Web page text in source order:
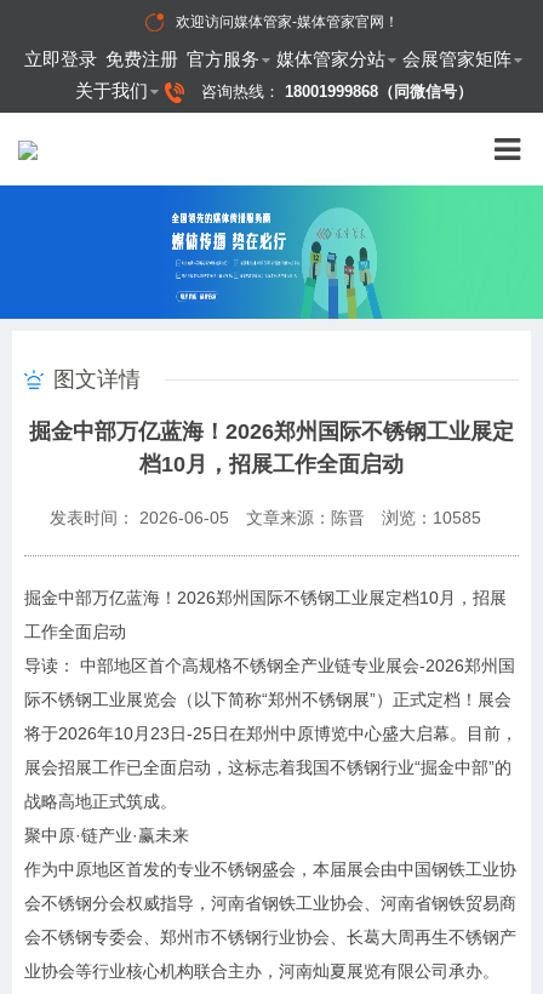
欢迎访问媒体管家-媒体管家官网 ！
立即登录 免费注册 官方服务 媒体管家分站
会展管家矩阵
关于我们
咨询热线： 18001999868（同微信号）
图文详情
掘金中部万亿蓝海！2026郑州国际不锈钢工业展定
档10月，招展工作全面启动
发表时间： 2026-06-05 文章来源：陈晋 浏览： 10585
掘金中部万亿蓝海！2026郑州国际不锈钢工业展定档10月，招展
工作全面启动
导读： 中部地区首个高规格不锈钢全产业链专业展会-2026郑州国
际不锈钢工业展览会（以下简称“郑州不锈钢展”）正式定档！展会
将于2026年10月23日-25日在郑州中原博览中心盛大启幕。目前，
展会招展工作已全面启动，这标志着我国不锈钢行业“掘金中部”的
战略高地正式筑成。
聚中原·链产业·赢未来
作为中原地区首发的专业不锈钢盛会，本届展会由中国钢铁工业协
会不锈钢分会权威指导，河南省钢铁工业协会、河南省钢铁贸易商
会不锈钢专委会、郑州市不锈钢行业协会、长葛大周再生不锈钢产
业协会等行业核心机构联合主办，河南灿夏展览有限公司承办。